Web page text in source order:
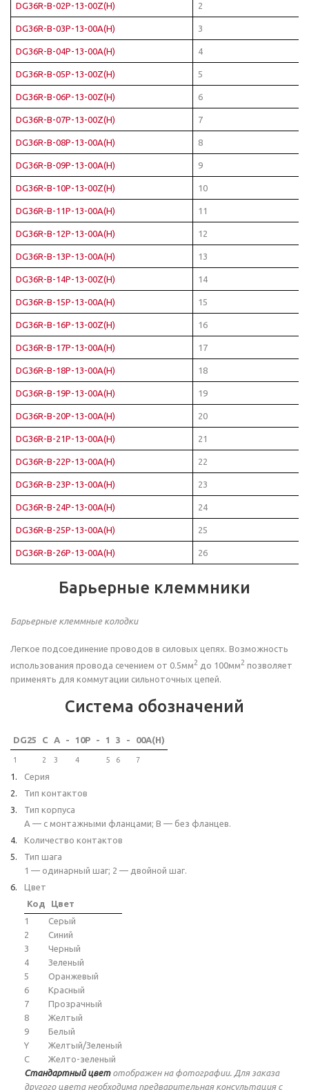
DG36R-B-02P-13-00Z(H) 2
DG36R-B-03P-13-00A(H) 3
DG36R-B-04P-13-00A(H) 4
DG36R-B-05P-13-00Z(H) 5
DG36R-B-06P-13-00Z(H) 6
DG36R-B-07P-13-00Z(H) 7
DG36R-B-08P-13-00A(H) 8
DG36R-B-09P-13-00A(H) 9
DG36R-B-10P-13-00Z(H) 10
DG36R-B-11P-13-00A(H) 11
DG36R-B-12P-13-00A(H) 12
DG36R-B-13P-13-00A(H) 13
DG36R-B-14P-13-00Z(H) 14
DG36R-B-15P-13-00A(H) 15
DG36R-B-16P-13-00Z(H) 16
DG36R-B-17P-13-00A(H) 17
DG36R-B-18P-13-00A(H) 18
DG36R-B-19P-13-00A(H) 19
DG36R-B-20P-13-00A(H) 20
DG36R-B-21P-13-00A(H) 21
DG36R-B-22P-13-00A(H) 22
DG36R-B-23P-13-00A(H) 23
DG36R-B-24P-13-00A(H) 24
DG36R-B-25P-13-00A(H) 25
DG36R-B-26P-13-00A(H) 26
Барьерные клеммники
Барьерные клеммные колодки
Легкое подсоединение проводов в силовых цепях. Возможность
использования провода сечением от 0.5мм2 до 100мм2 позволяет
применять для коммутации сильноточных цепей.
Система обозначений
DG25 C A - 10P - 1 3 - 00A(H)
1 2 3 4 5 6 7
Серия
Тип контактов
Тип корпуса
A — с монтажными фланцами; B — без фланцев.
Количество контактов
Тип шага
1 — одинарный шаг; 2 — двойной шаг.
Цвет
Код
Цвет
1
Серый
2
Синий
3
Черный
4
Зеленый
5
Оранжевый
6
Красный
7
Прозрачный
8
Желтый
9
Белый
Y
Желтый/Зеленый
C
Желто-зеленый
Стандартный цветотображен на фотографии. Для заказа
другого цвета необходима предварительная консультация с